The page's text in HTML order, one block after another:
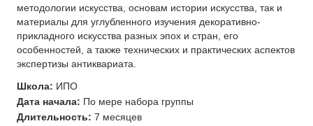
Игра на фортепиано
Игра на гитаре
Написание музыки
Звукорежиссура
Декоратор
Текстильный декор
методологии искусства, основам истории искусства, так и
материалы для углубленного изучения декоративно-
прикладного искусства разных эпох и стран, его
особенностей, а также технических и практических аспектов
экспертизы антиквариата.
Школа: ИПО
Дата начала: По мере набора группы
Длительность: 7 месяцев